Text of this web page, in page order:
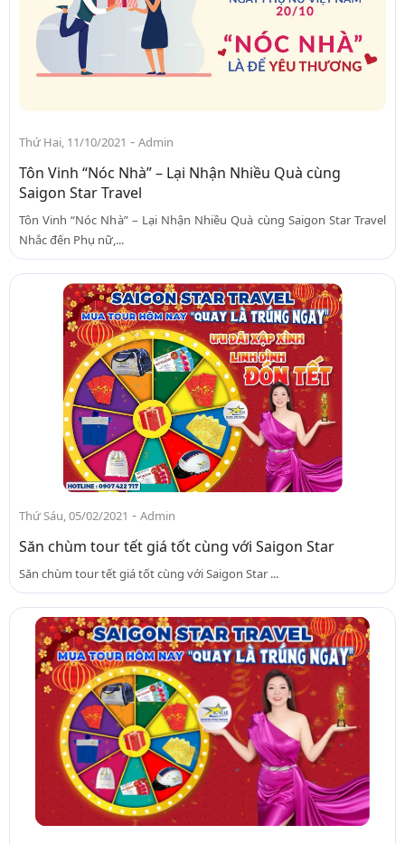
Thứ Hai, 11/10/2021 - Admin
Tôn Vinh “Nóc Nhà” – Lại Nhận Nhiều Quà cùng
Saigon Star Travel
Tôn Vinh “Nóc Nhà” – Lại Nhận Nhiều Quà cùng Saigon Star Travel
Nhắc đến Phụ nữ,...
Thứ Sáu, 05/02/2021 - Admin
Săn chùm tour tết giá tốt cùng với Saigon Star
Săn chùm tour tết giá tốt cùng với Saigon Star ...